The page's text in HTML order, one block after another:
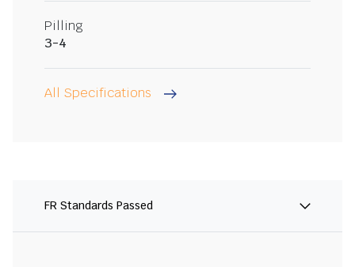
Pilling
3-4
All Specifications
FR Standards Passed